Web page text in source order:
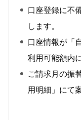
口座登録に不
します。
口座情報が「
利用可能額内
ご請求月の振
用明細」にて